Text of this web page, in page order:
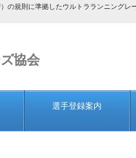
の規則に準拠したウルトラランニング
協会
選手登録案内